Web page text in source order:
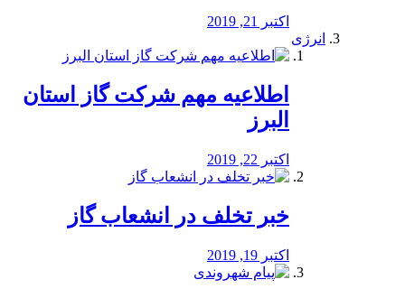
اکتبر 21, 2019
انرژی
️اطلاعیه مهم شرکت گاز استان
البرز
اکتبر 22, 2019
خبر تخلف در انشعاب گاز
اکتبر 19, 2019